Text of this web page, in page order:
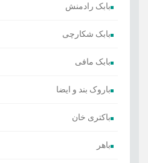
بابک رادمنش
بابک شکارچی
بابک مافی
باروک بند و ایضا
باکتری خان
باهر